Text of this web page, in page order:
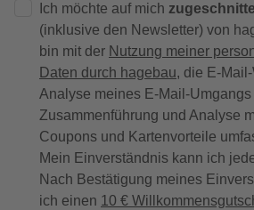
Ich möchte auf mich
(inklusive den Newsletter) von
bin mit der Nutzung meiner
Daten durch hagebau, die E-
Analyse meines E-Mail-
Zusammenführung und Analyse
Coupons und Kartenvorteile
Mein Einverständnis kann ich
Nach Bestätigung meines
ich einen 10 €